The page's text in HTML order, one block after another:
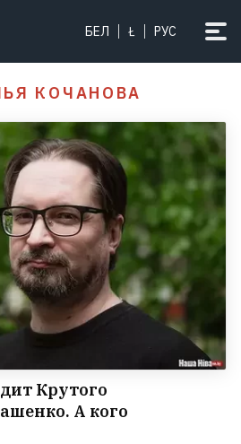
БЕЛ Ł РУС
КОЧАНОВА
Крутого
А кого